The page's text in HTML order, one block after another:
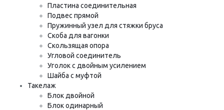
Пластина соединительная
Подвес прямой
Пружинный узел для стяжки бруса
Скоба для вагонки
Скользящая опора
Угловой соединитель
Уголок с двойным усилением
Шайба с муфтой
Такелаж
Блок двойной
Блок одинарный